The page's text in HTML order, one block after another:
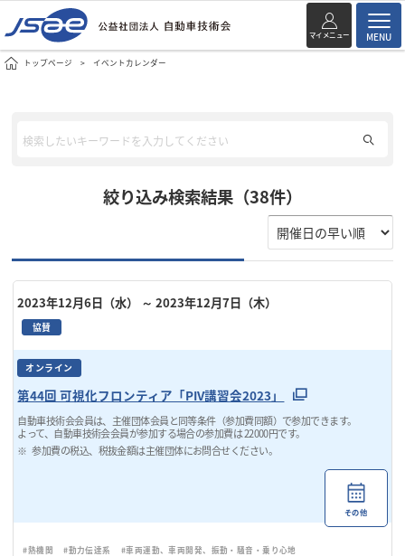
マイメニュー MENU
トップページ イベントカレンダー
絞り込み検索結果（38件）
2023年12月6日（水） ～ 2023年12月7日（木）
協賛
オンライン
第44回 可視化フロンティア「PIV講習会2023」
自動車技術会会員は、主催団体会員と同等条件（参加費同額）で参加できます。
よって、自動車技術会会員が参加する場合の参加費は 22000円です。
参加費の税込、税抜金額は主催団体にお問合せください。
その他
#熱機関 #動力伝達系
#車両運動、車両開発、振動・騒音・乗り心地